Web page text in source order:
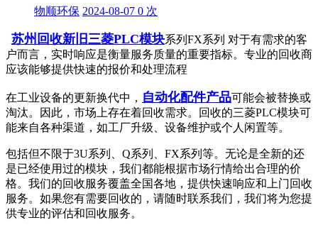
物顺环保 2024-08-07 0 次
苏州回收新旧三菱PLC模块系列FX系列 对于有需求的客
户而言，实时响应是衡量服务质量的重要指标。专业的回收商
应该能够提供快速的报价和处理流程
在工业设备的更新换代中， 自动化配件产品可能会被替换或
淘汰。因此，市场上存在着回收需求。回收的三菱PLC模块可
能来自各种渠道，如工厂升级、设备维护或个人闲置等。
包括但不限于3U系列、Q系列、FX系列等。无论是全新的还
是已经使用过的模块，我们都能根据市场行情给出合理的价
格。我们的回收服务覆盖全国各地，提供快速响应和上门回收
服务。如果您有需要回收的，请随时联系我们，我们将为您提
供专业的评估和回收服务。